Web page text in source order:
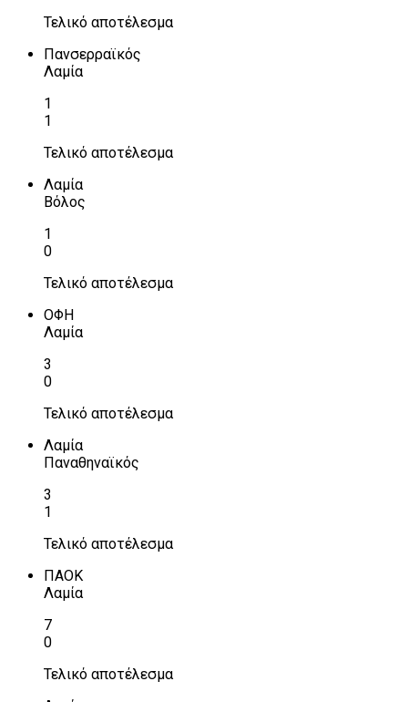
Τελικό αποτέλεσμα
Πανσερραϊκός
Λαμία
1
1
Τελικό αποτέλεσμα
Λαμία
Βόλος
1
0
Τελικό αποτέλεσμα
ΟΦΗ
Λαμία
3
0
Τελικό αποτέλεσμα
Λαμία
Παναθηναϊκός
3
1
Τελικό αποτέλεσμα
ΠΑΟΚ
Λαμία
7
0
Τελικό αποτέλεσμα